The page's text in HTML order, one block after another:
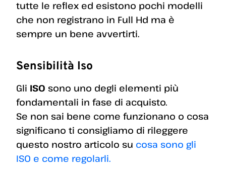
tutte le reflex ed esistono pochi modelli
che non registrano in Full Hd ma è
sempre un bene avvertirti.
Sensibilità Iso
Gli ISO sono uno degli elementi più
fondamentali in fase di acquisto.
Se non sai bene come funzionano o cosa
significano ti consigliamo di rileggere
questo nostro articolo su cosa sono gli
ISO e come regolarli.